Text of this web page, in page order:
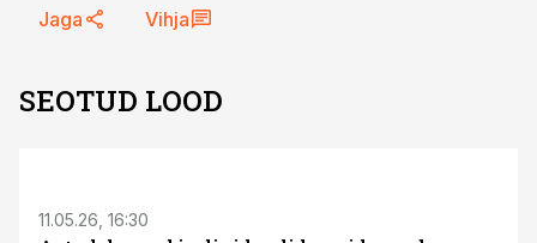
Jaga Vihja
SEOTUD LOOD
11.05.26, 16:30